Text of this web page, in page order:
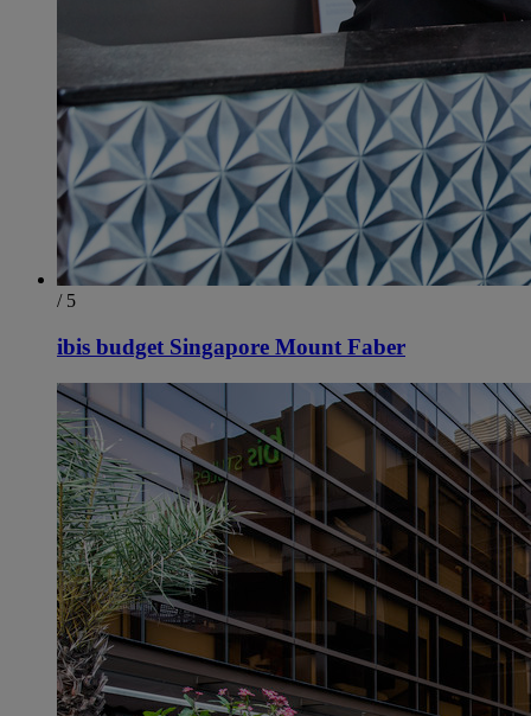
/ 5
ibis budget Singapore Mount Faber